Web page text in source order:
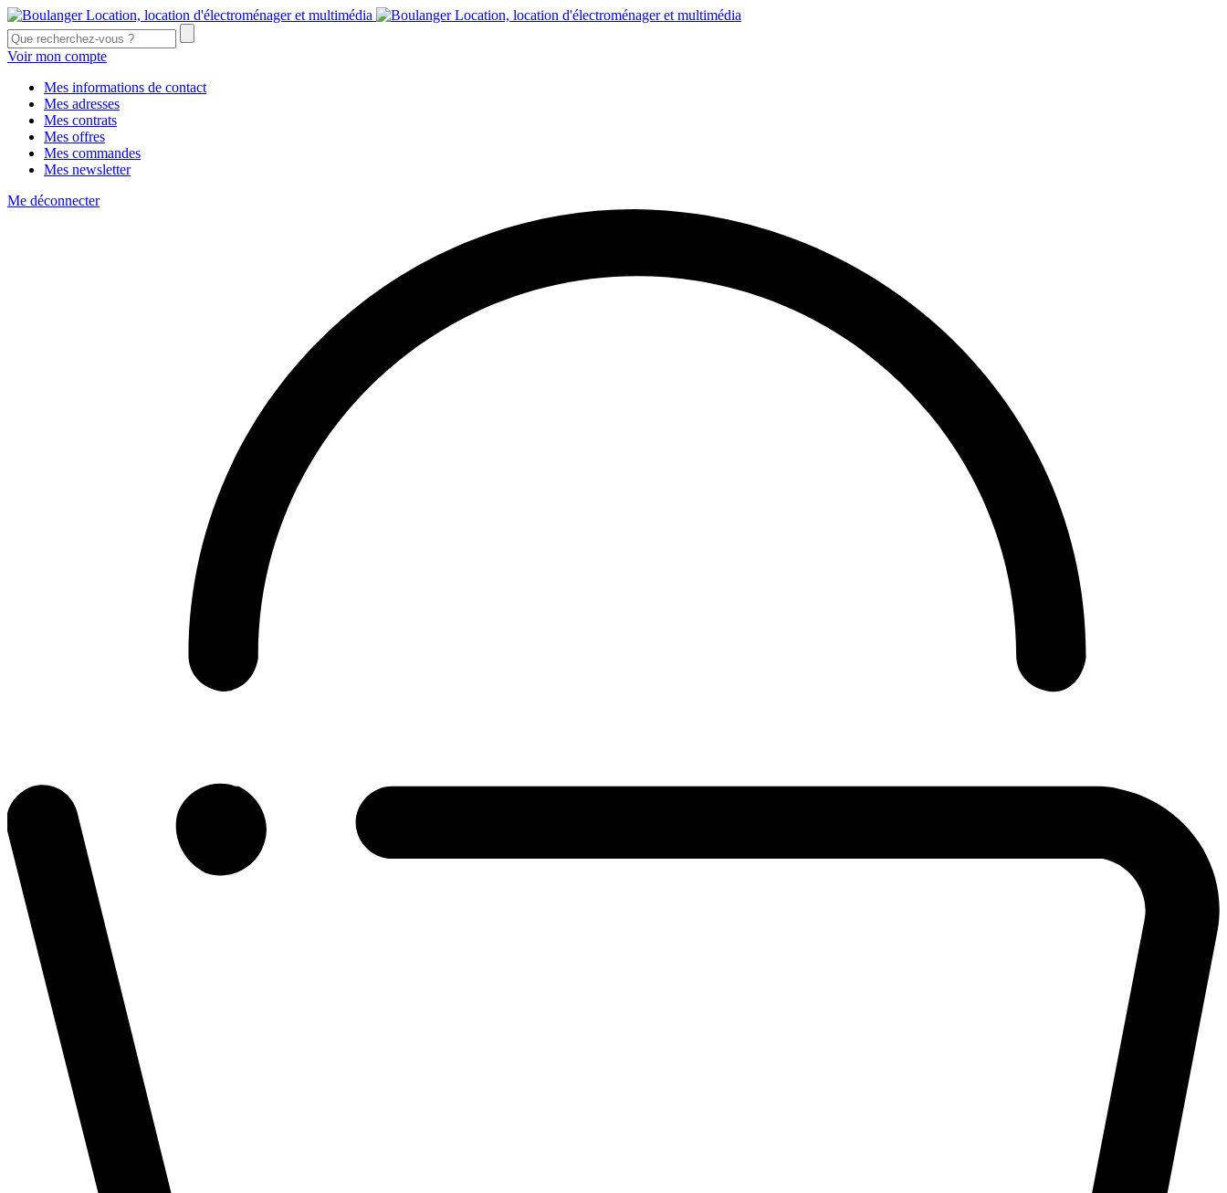
Voir mon compte
Mes informations de contact
Mes adresses
Mes contrats
Mes offres
Mes commandes
Mes newsletter
Me déconnecter